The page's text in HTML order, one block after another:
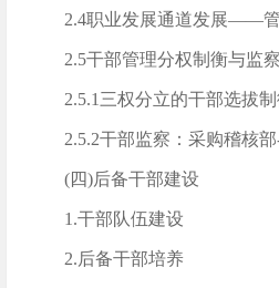
2.4职业发展通道发展——
2.5干部管理分权制衡与监察
2.5.1三权分立的干部选拔制
2.5.2干部监察：采购稽核
(四)后备干部建设
1.干部队伍建设
2.后备干部培养